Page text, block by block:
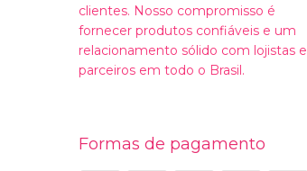
clientes. Nosso compromisso é
fornecer produtos confiáveis e um
relacionamento sólido com lojistas e
parceiros em todo o Brasil.
Formas de pagamento